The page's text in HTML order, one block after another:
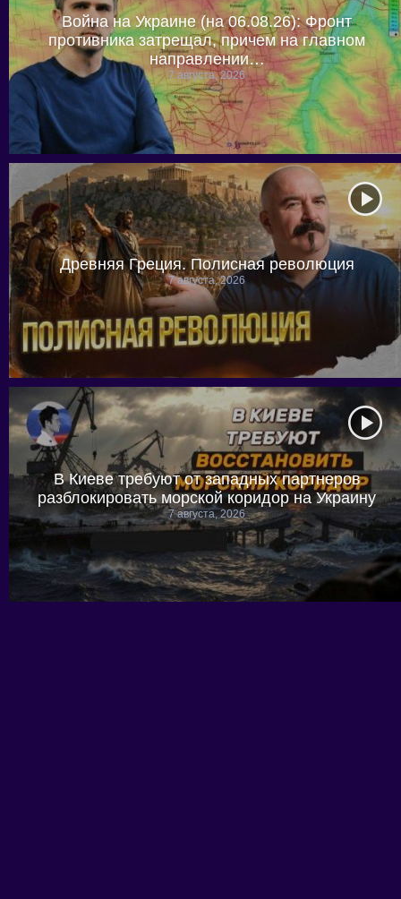
Война на Украине (на 06.08.26): Фронт
противника затрещал, причем на главном
направлении…
7 августа, 2026
Древняя Греция. Полисная революция
7 августа, 2026
В Киеве требуют от западных партнеров
разблокировать морской коридор на Украину
7 августа, 2026